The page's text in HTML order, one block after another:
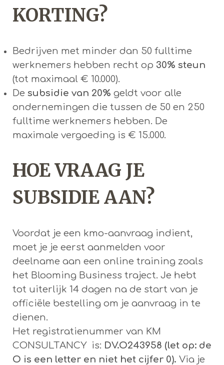
KORTING?
Bedrijven met minder dan 50 fulltime
werknemers hebben recht op 30% steun
(tot maximaal € 10.000).
De subsidie van 20% geldt voor alle
ondernemingen die tussen de 50 en 250
fulltime werknemers hebben. De
maximale vergoeding is € 15.000.
HOE VRAAG JE
SUBSIDIE AAN?
Voordat je een kmo-aanvraag indient,
moet je je eerst aanmelden voor
deelname aan een online training zoals
het Blooming Business traject. Je hebt
tot uiterlijk 14 dagen na de start van je
officiële bestelling om je aanvraag in te
dienen.
Het registratienummer van KM
CONSULTANCY is: DV.O243958 (let op: de
O is een letter en niet het cijfer 0). Via je